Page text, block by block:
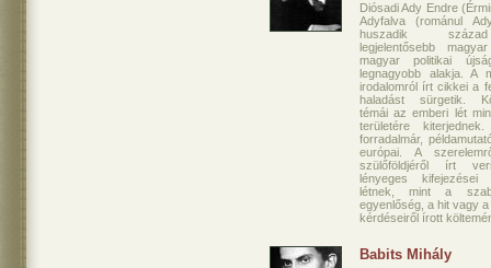
Diósadi Ady Endre
Adyfalva (románul
huszadik
legjelentősebb
magyar politikai
legnagyobb alakja. A
irodalomról írt cikkei a
haladást sürgetik.
témái az emberi lét
területére
forradalmár,
európai. A
szülőföldjéről írt
lényeges
létnek, mint a
egyenlőség, a hit vagy
kérdéseiről írott
Babits Mihály